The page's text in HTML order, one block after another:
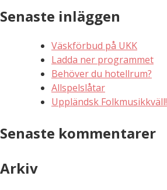
Senaste inläggen
Väskförbud på UKK
Ladda ner programmet
Behöver du hotellrum?
Allspelslåtar
Uppländsk Folkmusikkväll!
Senaste kommentarer
Arkiv